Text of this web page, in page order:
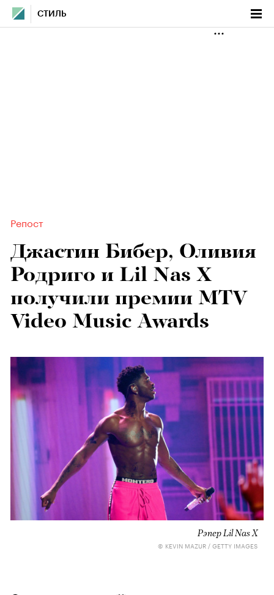
СТИЛЬ
Репост
Джастин Бибер, Оливия
Родриго и Lil Nas X
получили премии MTV
Video Music Awards
Рэпер Lil Nas X
© KEVIN MAZUR / GETTY IMAGES